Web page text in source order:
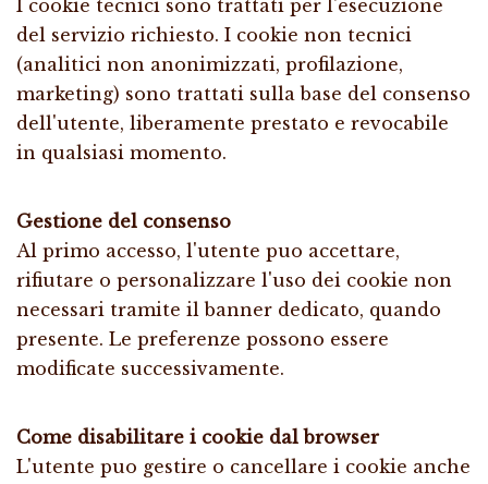
I cookie tecnici sono trattati per l'esecuzione
del servizio richiesto. I cookie non tecnici
(analitici non anonimizzati, profilazione,
marketing) sono trattati sulla base del consenso
dell'utente, liberamente prestato e revocabile
in qualsiasi momento.
Gestione del consenso
Al primo accesso, l'utente puo accettare,
rifiutare o personalizzare l'uso dei cookie non
necessari tramite il banner dedicato, quando
presente. Le preferenze possono essere
modificate successivamente.
Come disabilitare i cookie dal browser
L'utente puo gestire o cancellare i cookie anche